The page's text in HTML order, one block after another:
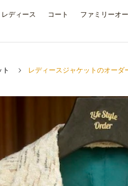
レディース コート ファミリーオ
ト レディースジャケットのオーダ